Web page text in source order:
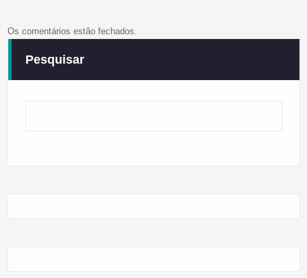
Os comentários estão fechados.
Pesquisar